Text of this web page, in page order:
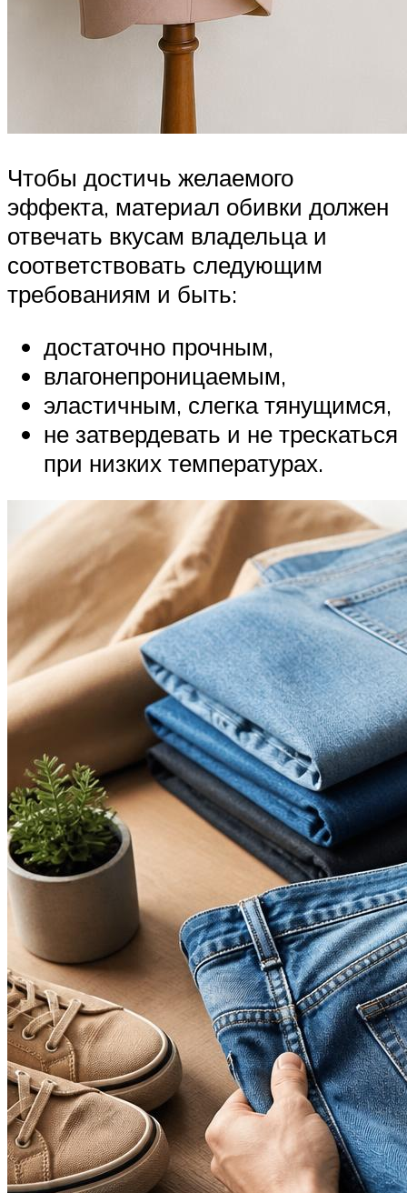
Чтобы достичь желаемого
эффекта, материал обивки должен
отвечать вкусам владельца и
соответствовать следующим
требованиям и быть:
достаточно прочным,
влагонепроницаемым,
эластичным, слегка тянущимся,
не затвердевать и не трескаться
при низких температурах.